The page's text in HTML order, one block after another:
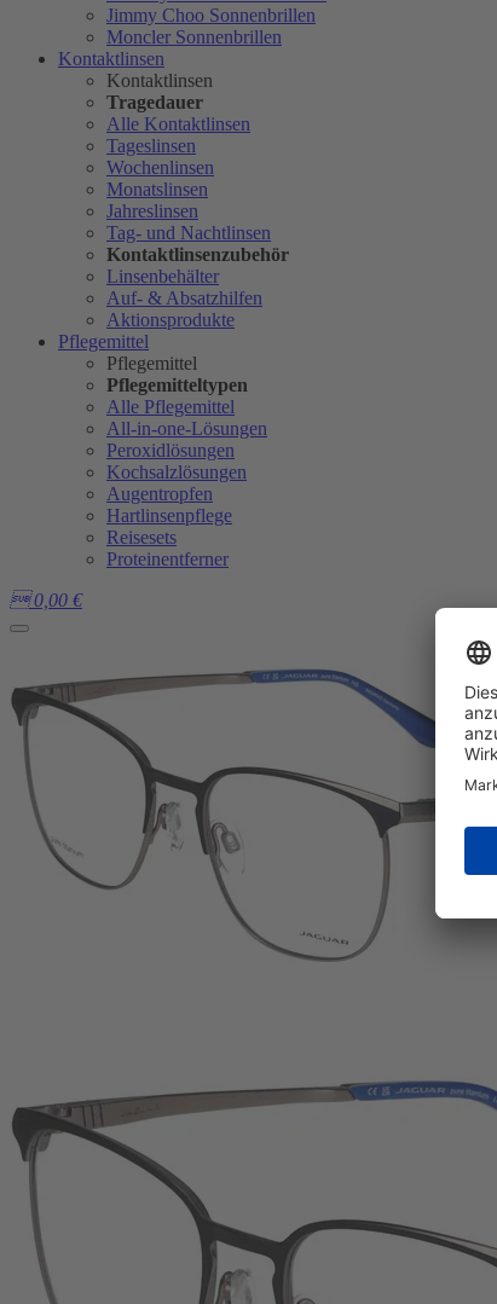
Jimmy Choo Sonnenbrillen
Moncler Sonnenbrillen
Kontaktlinsen
Kontaktlinsen
Tragedauer
Alle Kontaktlinsen
Tageslinsen
Wochenlinsen
Monatslinsen
Jahreslinsen
Tag- und Nachtlinsen
Kontaktlinsenzubehör
Linsenbehälter
Auf- & Absatzhilfen
Aktionsprodukte
Pflegemittel
Pflegemittel
Pflegemitteltypen
Alle Pflegemittel
All-in-one-Lösungen
Peroxidlösungen
Kochsalzlösungen
Augentropfen
Hartlinsenpflege
Reisesets
Proteinentferner
 0,00 €